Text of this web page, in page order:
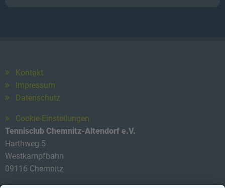
Kontakt
Impressum
Datenschutz
Cookie-Einstellungen
Tennisclub Chemnitz-Altendorf e.V.
Harthweg 5
Westkampfbahn
09116 Chemnitz